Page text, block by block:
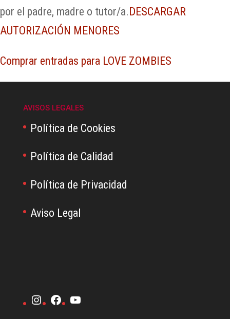
por el padre, madre o tutor/a. DESCARGAR
AUTORIZACIÓN MENORES
Comprar entradas para LOVE ZOMBIES
AVISOS LEGALES
Política de Cookies
Política de Calidad
Política de Privacidad
Aviso Legal
Instagram
Facebook
YouTube